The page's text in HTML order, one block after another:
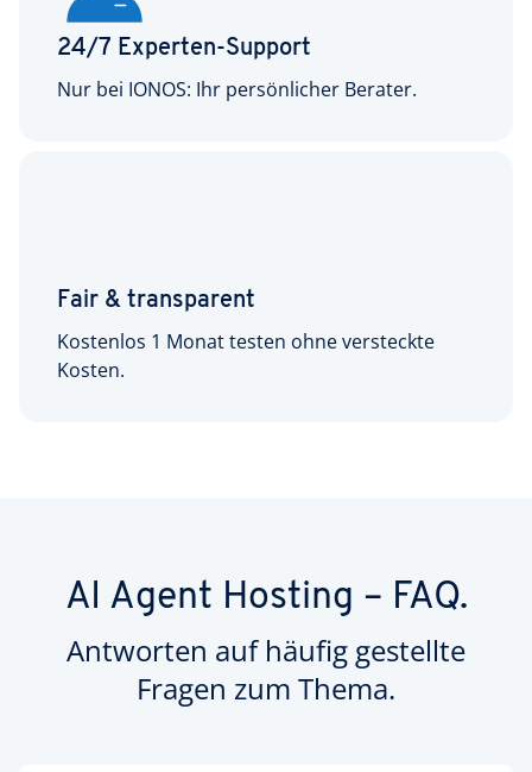
24/7 Experten-Support
Nur bei IONOS: Ihr persönlicher Berater.
Fair & transparent
Kostenlos 1 Monat testen ohne versteckte
Kosten.
AI Agent Hosting – FAQ.
Antworten auf häufig gestellte
Fragen zum Thema.